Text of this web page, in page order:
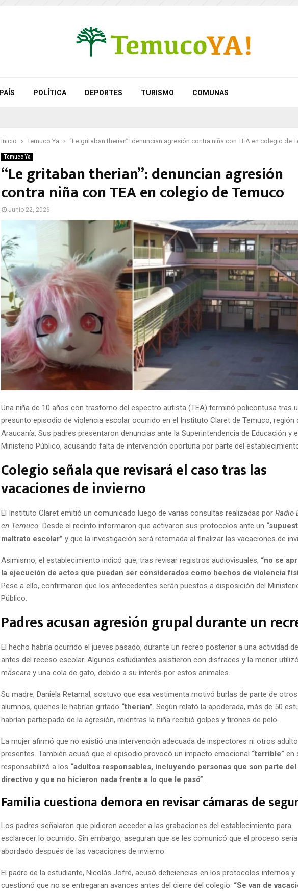
PAÍS POLÍTICA DEPORTES TURISMO COMUNAS
Inicio Temuco Ya “Le gritaban therian”: denuncian agresión contra niña con TEA en colegio de
Temuco Ya
“Le gritaban therian”: denuncian agresión
contra niña con TEA en colegio de Temuco
Junio 22, 2026
Una niña de 10 años con trastorno del espectro autista (TEA) terminó policontusa tras
presunto episodio de violencia escolar ocurrido en el Instituto Claret de Temuco, región
Araucanía. Sus padres presentaron denuncias ante la Superintendencia de Educación y el
Ministerio Público, acusando falta de intervención oportuna por parte del
Colegio señala que revisará el caso tras las
vacaciones de invierno
El Instituto Claret emitió un comunicado luego de varias consultas realizadas por Radio
en Temuco. Desde el recinto informaron que activaron sus protocolos ante un
maltrato escolar” y que la investigación será retomada al finalizar las vacaciones de
Asimismo, el establecimiento indicó que, tras revisar registros audiovisuales, “no se
la ejecución de actos que puedan ser considerados como hechos de violencia
Pese a ello, confirmaron que los antecedentes serán puestos a disposición del
Público.
Padres acusan agresión grupal durante un
El hecho habría ocurrido el jueves pasado, durante un recreo posterior a una actividad
antes del receso escolar. Algunos estudiantes asistieron con disfraces y la menor
máscara y una cola de gato, debido a su interés por estos animales.
Su madre, Daniela Retamal, sostuvo que esa vestimenta motivó burlas de parte de otros
alumnos, quienes le habrían gritado “therian”. Según relató la apoderada, más de 50
habrían participado de la agresión, mientras la niña recibió golpes y tirones de pelo.
La mujer afirmó que no existió una intervención adecuada de inspectores ni otros
presentes. También acusó que el episodio provocó un impacto emocional “terrible” en
responsabilizó a los “adultos responsables, incluyendo personas que son parte
directivo y que no hicieron nada frente a lo que le pasó”.
Familia cuestiona demora en revisar cámaras de
Los padres señalaron que pidieron acceder a las grabaciones del establecimiento para
esclarecer lo ocurrido. Sin embargo, aseguran que se les comunicó que el proceso sería
abordado después de las vacaciones de invierno.
El padre de la estudiante, Nicolás Jofré, acusó deficiencias en los protocolos internos y
cuestionó que no se entregaran avances antes del cierre del colegio. “Se van de